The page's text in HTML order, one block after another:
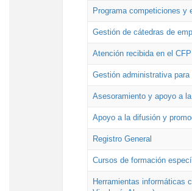
Programa competiciones y
Gestión de cátedras de
Atención recibida en el
Gestión administrativa
Asesoramiento y apoyo a
Apoyo a la difusión y
Registro General
Cursos de formación
Herramientas informáticas